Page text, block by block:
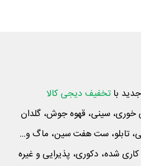
با تخفیف دیجی کالا
خوری، سینی، قهوه جوش، گلدان
تابلو، ست هفت سین، ماگ و...
شده، دکوری، پذیرایی و غیره